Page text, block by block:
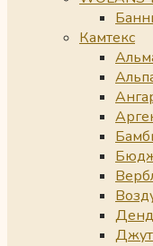
Камтекс